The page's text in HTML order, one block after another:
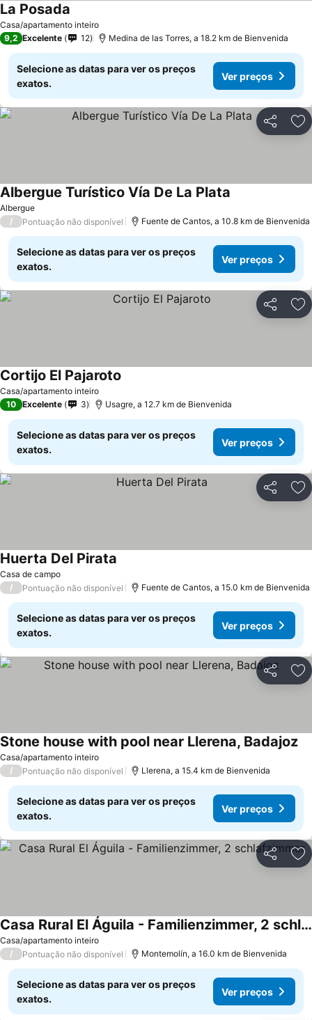
Casa/apartamento inteiro
La Posada
9,2 Excelente 12 Medina de las Torres, a 18.2 km de Bienvenida
Selecione as datas para ver os preços
exatos.
Ver preços
Partilhar
Albergue
Albergue Turístico Vía De La Plata
/ Pontuação não disponível Fuente de Cantos, a 10.8 km de Bienvenida
Selecione as datas para ver os preços
exatos.
Ver preços
Partilhar
Casa/apartamento inteiro
Cortijo El Pajaroto
10 Excelente 3 Usagre, a 12.7 km de Bienvenida
Selecione as datas para ver os preços
exatos.
Ver preços
Partilhar
Casa de campo
Huerta Del Pirata
/ Pontuação não disponível Fuente de Cantos, a 15.0 km de Bienvenida
Selecione as datas para ver os preços
exatos.
Ver preços
Partilhar
Casa/apartamento inteiro
Stone house with pool near Llerena, Badajoz
/ Pontuação não disponível Llerena, a 15.4 km de Bienvenida
Selecione as datas para ver os preços
exatos.
Ver preços
Partilhar
Casa/apartamento inteiro
Casa Rural El Águila - Familienzimmer, 2 schlafzimmer
Ver preços
/ Pontuação não disponível Montemolín, a 16.0 km de Bienvenida
Selecione as datas para ver os preços
exatos.
Ver preços